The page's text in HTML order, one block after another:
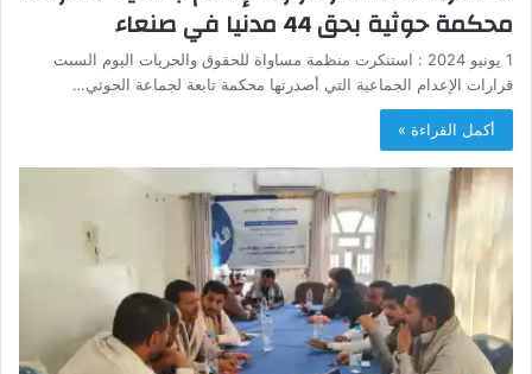
محكمة حوثية بحق 44 مدنيا في صنعاء
1 يونيو 2024 : استنكرت منظمة مساواة للحقوق والحريات اليوم السبت
قرارات الإعدام الجماعية التي أصدرتها محكمة تابعة لجماعة الحوثي…
أكمل القراءة »